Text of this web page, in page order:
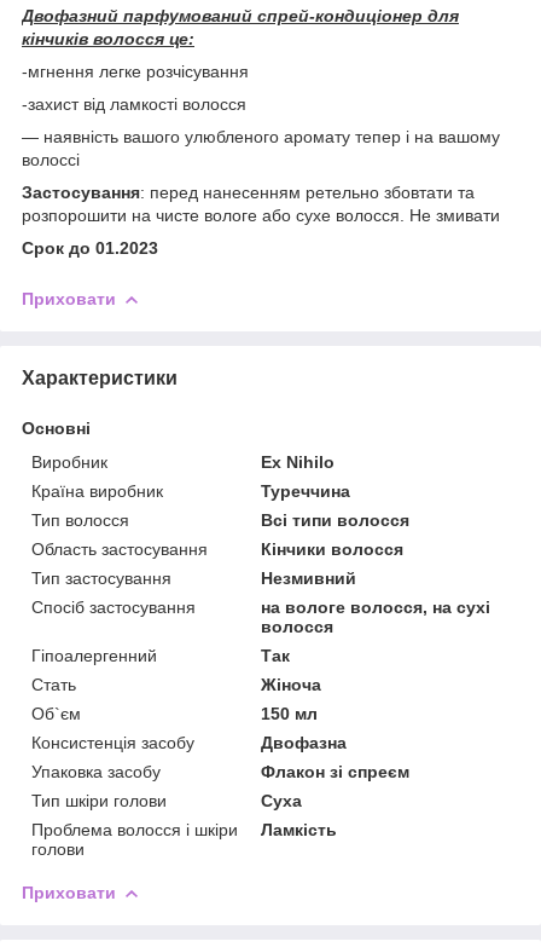
Двофазний парфумований спрей-кондиціонер для
кінчиків волосся це:
-мгнення легке розчісування
-захист від ламкості волосся
— наявність вашого улюбленого аромату тепер і на вашому
волоссі
Застосування: перед нанесенням ретельно збовтати та
розпорошити на чисте вологе або сухе волосся. Не змивати
Срок до 01.2023
Приховати
Характеристики
Основні
Виробник
Ex Nihilo
Країна виробник
Туреччина
Тип волосся
Всі типи волосся
Область застосування
Кінчики волосся
Тип застосування
Незмивний
Спосіб застосування
на вологе волосся, на сухі
волосся
Гіпоалергенний
Так
Стать
Жіноча
Об`єм
150 мл
Консистенція засобу
Двофазна
Упаковка засобу
Флакон зі спреєм
Тип шкіри голови
Суха
Проблема волосся і шкіри
голови
Ламкість
Приховати